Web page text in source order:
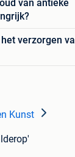
van antieke
verzorgen
Kunst